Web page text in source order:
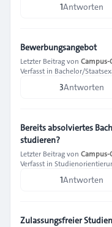
1Antworten
Bewerbungsangebot
Letzter Beitrag von Campus-
Verfasst in Bachelor/
3Antworten
Bereits absolviertes
studieren?
Letzter Beitrag von Campus-
Verfasst in
1Antworten
Zulassungsfreier